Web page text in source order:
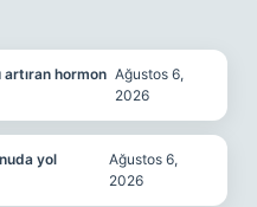
hormon Ağustos 6,
2026
yol
Ağustos 6,
2026